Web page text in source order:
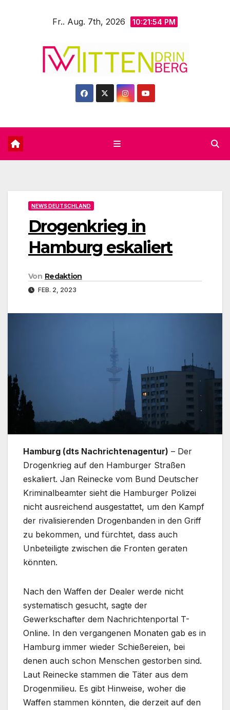
Fr.. Aug. 7th, 2026 10:21:56 PM
NEWS DEUTSCHLAND
Drogenkrieg in
Hamburg eskaliert
Von Redaktion
FEB. 2, 2023
Hamburg (dts Nachrichtenagentur) – Der
Drogenkrieg auf den Hamburger Straßen
eskaliert. Jan Reinecke vom Bund Deutscher
Kriminalbeamter sieht die Hamburger Polizei
nicht ausreichend ausgestattet, um den Kampf
der rivalisierenden Drogenbanden in den Griff
zu bekommen, und fürchtet, dass auch
Unbeteiligte zwischen die Fronten geraten
könnten.
Nach den Waffen der Dealer werde nicht
systematisch gesucht, sagte der
Gewerkschafter dem Nachrichtenportal T-
Online. In den vergangenen Monaten gab es in
Hamburg immer wieder Schießereien, bei
denen auch schon Menschen gestorben sind.
Laut Reinecke stammen die Täter aus dem
Drogenmilieu. Es gibt Hinweise, woher die
Waffen stammen könnten, die derzeit auf den